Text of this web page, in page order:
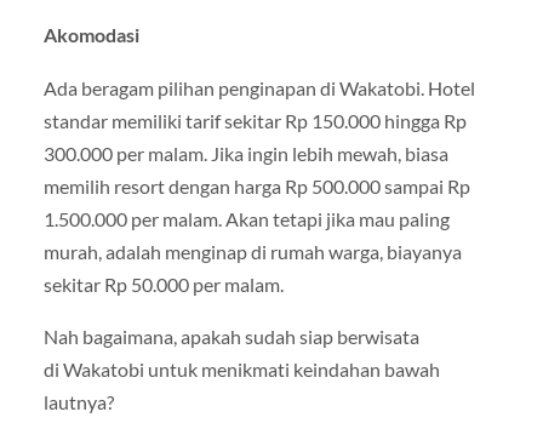
Akomodasi
Ada beragam pilihan penginapan di Wakatobi. Hotel
standar memiliki tarif sekitar Rp 150.000 hingga Rp
300.000 per malam. Jika ingin lebih mewah, biasa
memilih resort dengan harga Rp 500.000 sampai Rp
1.500.000 per malam. Akan tetapi jika mau paling
murah, adalah menginap di rumah warga, biayanya
sekitar Rp 50.000 per malam.
Nah bagaimana, apakah sudah siap berwisata
di Wakatobi untuk menikmati keindahan bawah
lautnya?